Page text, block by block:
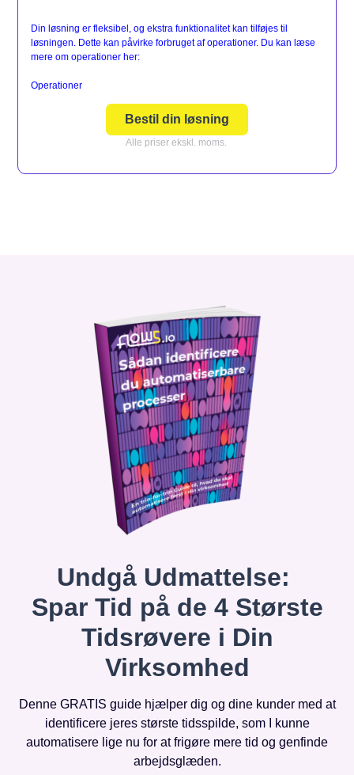
Din løsning er fleksibel, og ekstra funktionalitet kan tilføjes til
løsningen. Dette kan påvirke forbruget af operationer. Du kan læse
mere om operationer her:
Operationer
Bestil din løsning
Alle priser ekskl. moms.
Undgå Udmattelse:
Spar Tid på de 4 Største
Tidsrøvere i Din
Virksomhed
Denne GRATIS guide hjælper dig og dine kunder med at
identificere jeres største tidsspilde, som I kunne
automatisere lige nu for at frigøre mere tid og genfinde
arbejdsglæden.